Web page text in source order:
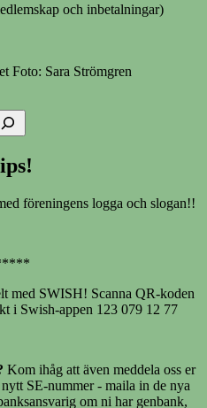
och inbetalningar)
föreningens logga och slogan!!
med SWISH! Scanna QR-koden
i Swish-appen 123 079 12 77
Kom ihåg att även meddela oss er
SE-nummer - maila in de nya
om ni har genbank,